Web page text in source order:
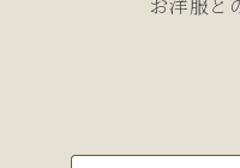
お洋服と